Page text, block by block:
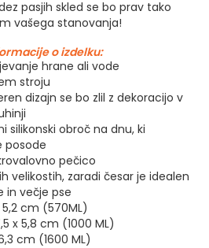
pasjih skled se bo prav tako
vašega stanovanja!
o izdelku:
hrane ali vode
stroju
dizajn se bo zlil z dekoracijo v
silikonski obroč na dnu, ki
posode
pečico
velikostih, zaradi česar je idealen
in večje pse
5,2 cm (570ML)
x 5,8 cm (1000 ML)
cm (1600 ML)